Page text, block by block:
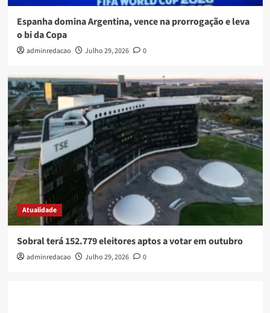
Espanha domina Argentina, vence na prorrogação e leva
o bi da Copa
adminredacao Julho 29, 2026 0
Atualidade
Sobral terá 152.779 eleitores aptos a votar em outubro
adminredacao Julho 29, 2026 0